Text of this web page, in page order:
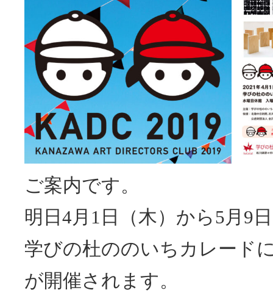
ご案内です。
明日4月1日（木）から5月9
学びの杜ののいちカレード
が開催されます。